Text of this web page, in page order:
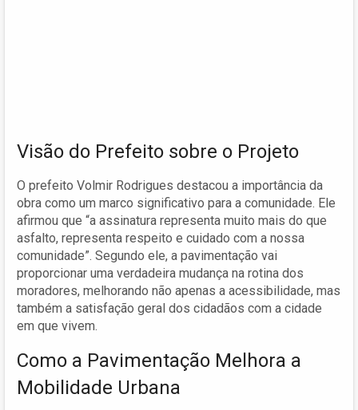
Visão do Prefeito sobre o Projeto
O prefeito Volmir Rodrigues destacou a importância da
obra como um marco significativo para a comunidade. Ele
afirmou que “a assinatura representa muito mais do que
asfalto, representa respeito e cuidado com a nossa
comunidade”. Segundo ele, a pavimentação vai
proporcionar uma verdadeira mudança na rotina dos
moradores, melhorando não apenas a acessibilidade, mas
também a satisfação geral dos cidadãos com a cidade
em que vivem.
Como a Pavimentação Melhora a
Mobilidade Urbana